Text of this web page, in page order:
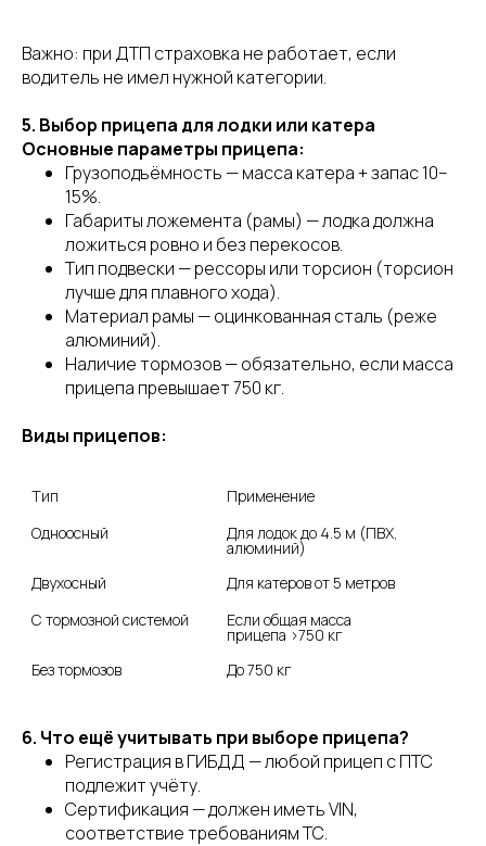
Важно: при ДТП страховка не работает, если
водитель не имел нужной категории.
5. Выбор прицепа для лодки или катера
Основные параметры прицепа:
Грузоподъёмность — масса катера + запас 10–
15%.
Габариты ложемента (рамы) — лодка должна
ложиться ровно и без перекосов.
Тип подвески — рессоры или торсион (торсион
лучше для плавного хода).
Материал рамы — оцинкованная сталь (реже
алюминий).
Наличие тормозов — обязательно, если масса
прицепа превышает 750 кг.
Виды прицепов:
Тип
Применение
Одноосный
Для лодок до 4.5 м (ПВХ,
алюминий)
Двухосный
Для катеров от 5 метров
С тормозной системой
Если общая масса
прицепа >750 кг
Без тормозов
До 750 кг
6. Что ещё учитывать при выборе прицепа?
Регистрация в ГИБДД — любой прицеп с ПТС
подлежит учёту.
Сертификация — должен иметь VIN,
соответствие требованиям ТС.